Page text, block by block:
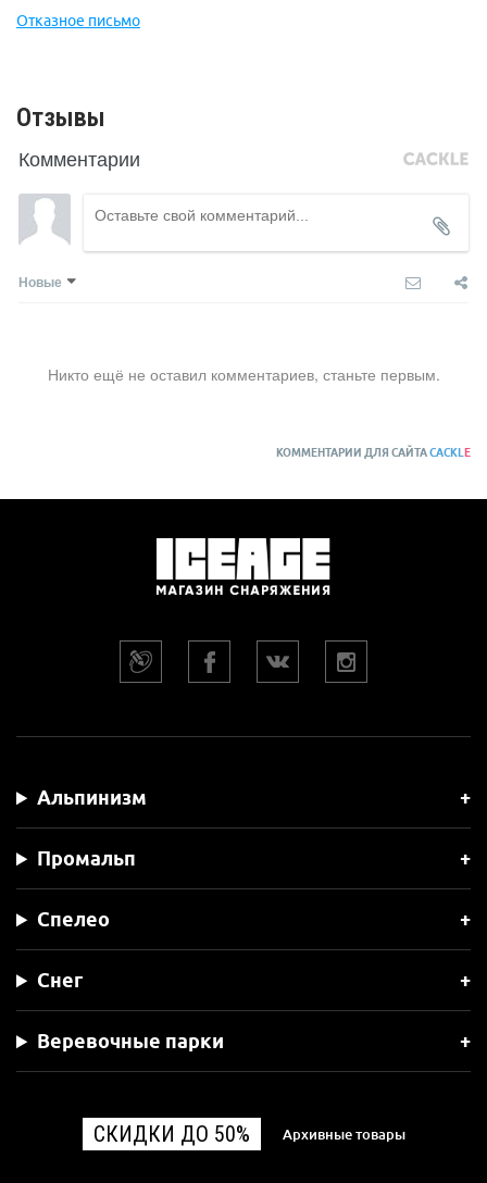
Отказное письмо
Отзывы
Комментарии
Новые
Никто ещё не оставил комментариев, станьте первым.
КОММЕНТАРИИ ДЛЯ САЙТАCACKL E
Альпинизм
Промальп
Спелео
Снег
Веревочные парки
СКИДКИ ДО 50% Архивные товары